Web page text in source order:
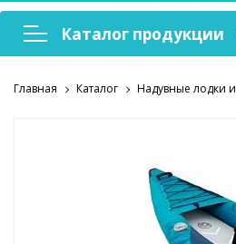
Каталог продукции
Надувная мебель
Надувные лодки и
аксессуары
Главная Каталог Надувные лодки